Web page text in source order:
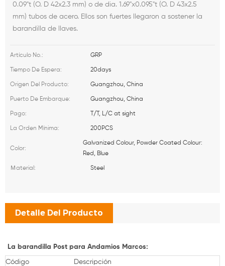
0.09"t (O. D 42x2.3 mm) o de dia. 1.69"x0.095"t (O. D 43x2.5
mm) tubos de acero. Ellos son fuertes llegaron a sostener la
barandilla de llaves.
Artículo No.: GRP
Tiempo De Espera: 20days
Origen Del Producto: Guangzhou, China
Puerto De Embarque: Guangzhou, China
Pago: T/T, L/C at sight
La Orden Mínima: 200PCS
Color:
Galvanized Colour, Powder Coated Colour:
Red, Blue
Ｍaterial: Steel
Detalle Del Producto
La barandilla Post para Andamios Marcos:
Código
Descripción